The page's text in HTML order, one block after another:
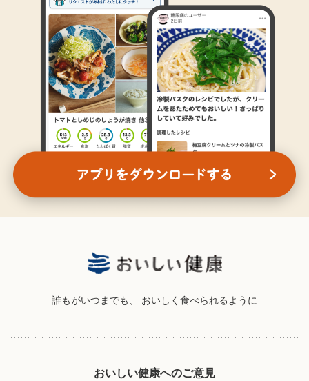
誰もがいつまでも、 おいしく食べられるように
おいしい健康へのご意見